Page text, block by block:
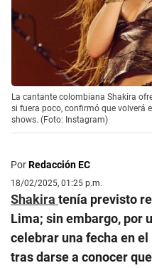
La cantante colombiana Shakira
si fuera poco, confirmó que volverá
shows. (Foto: Instagram)
PorRedacción EC
18/02/2025, 01:25 p.m.
Shakira tenía previsto
Lima; sin embargo, por
celebrar una fecha en
tras darse a conocer